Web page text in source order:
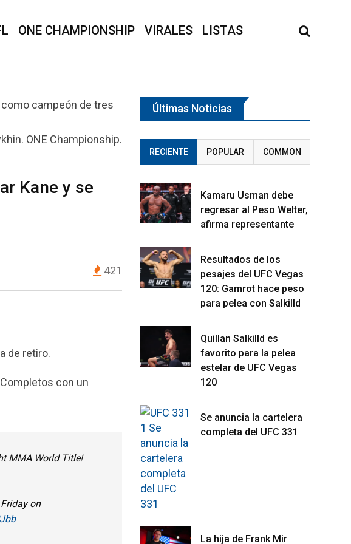
ONE CHAMPIONSHIP VIRALES LISTAS
ONE Championship.
Kane y se
421
de retiro.
con un
MMA World Title!
on
Últimas Noticias
RECIENTE POPULAR COMMON
Kamaru Usman debe
regresar al Peso Welter,
afirma representante
Resultados de los
pesajes del UFC Vegas
120: Gamrot hace peso
para pelea con Salkilld
Quillan Salkilld es
favorito para la pelea
estelar de UFC Vegas
120
Se anuncia la cartelera
completa del UFC 331
La hija de Frank Mir